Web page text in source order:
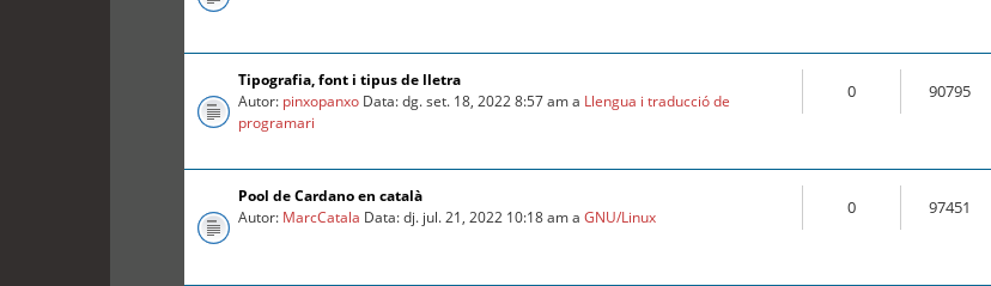
Tipografia, font i tipus de lletra
Autor: pinxopanxo Data: dg. set. 18, 2022 8:57 am a Llengua i traducció de
programari
0 90795
Pool de Cardano en català
Autor: MarcCatala Data: dj. jul. 21, 2022 10:18 am aGNU/Linux 0 97451